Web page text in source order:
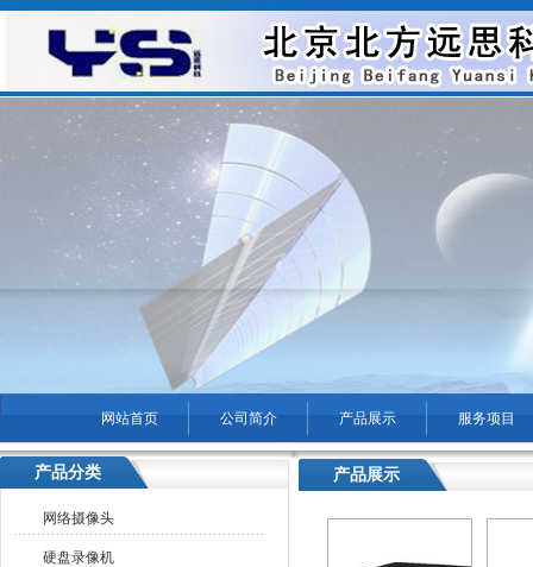
网站首页 公司简介 产品展示
服务项目
菜单名称
产品分类
网络摄像头
硬盘录像机
产品展示
您现在的位置：通州区无